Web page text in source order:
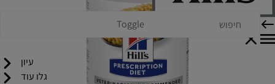
Toggle
עיון
גלו עוד